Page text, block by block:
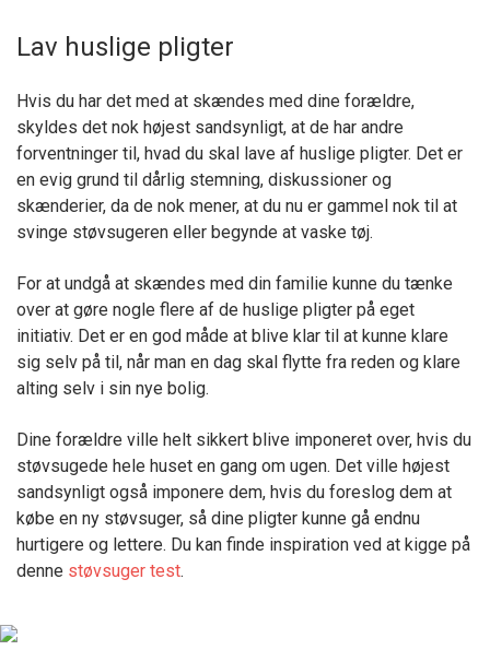
Lav huslige pligter
Hvis du har det med at skændes med dine forældre,
skyldes det nok højest sandsynligt, at de har andre
forventninger til, hvad du skal lave af huslige pligter. Det er
en evig grund til dårlig stemning, diskussioner og
skænderier, da de nok mener, at du nu er gammel nok til at
svinge støvsugeren eller begynde at vaske tøj.
For at undgå at skændes med din familie kunne du tænke
over at gøre nogle flere af de huslige pligter på eget
initiativ. Det er en god måde at blive klar til at kunne klare
sig selv på til, når man en dag skal flytte fra reden og klare
alting selv i sin nye bolig.
Dine forældre ville helt sikkert blive imponeret over, hvis du
støvsugede hele huset en gang om ugen. Det ville højest
sandsynligt også imponere dem, hvis du foreslog dem at
købe en ny støvsuger, så dine pligter kunne gå endnu
hurtigere og lettere. Du kan finde inspiration ved at kigge på
denne støvsuger test.